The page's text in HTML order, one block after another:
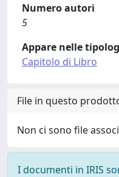
Numero autori
5
Appare nelle
Capitolo di Libro
File in questo
Non ci sono file
I documenti in IRIS